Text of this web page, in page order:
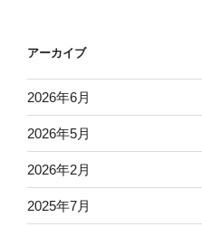
アーカイブ
2026年6月
2026年5月
2026年2月
2025年7月